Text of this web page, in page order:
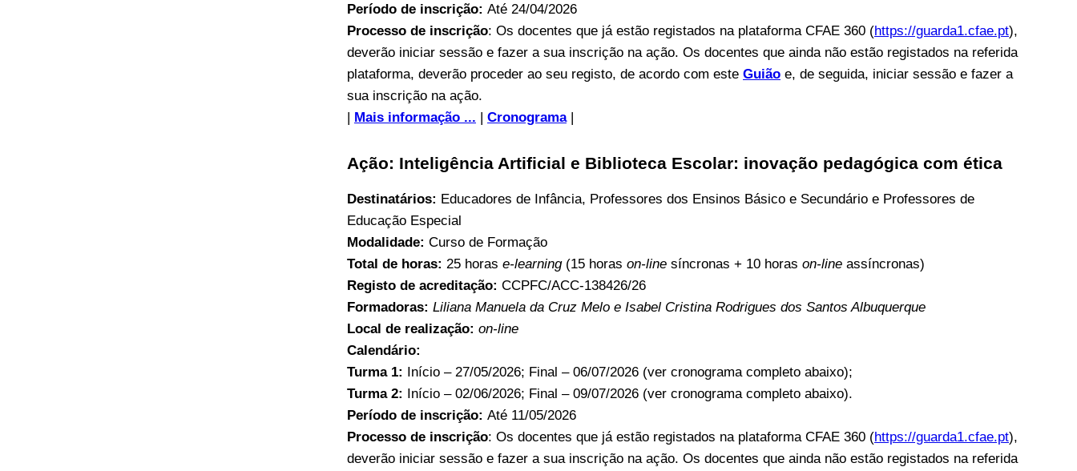
Período de inscrição: Até 24/04/2026
Processo de inscrição: Os docentes que já estão registados na plataforma CFAE 360 (https://guarda1.cfae.pt),
deverão iniciar sessão e fazer a sua inscrição na ação. Os docentes que ainda não estão registados na referida
plataforma, deverão proceder ao seu registo, de acordo com este Guião e, de seguida, iniciar sessão e fazer a
sua inscrição na ação.
| Mais informação ... | Cronograma|
Ação: Inteligência Artificial e Biblioteca Escolar: inovação pedagógica com ética
Destinatários: Educadores de Infância, Professores dos Ensinos Básico e Secundário e Professores de
Educação Especial
Modalidade: Curso de Formação
Total de horas: 25 horas e-learning(15 horas on-line síncronas + 10 horas on-line assíncronas)
Registo de acreditação: CCPFC/ACC-138426/26
Formadoras: Liliana Manuela da Cruz Melo e Isabel Cristina Rodrigues dos Santos Albuquerque
Local de realização: on-line
Calendário:
Turma 1: Início – 27/05/2026; Final – 06/07/2026 (ver cronograma completo abaixo);
Turma 2: Início – 02/06/2026; Final – 09/07/2026 (ver cronograma completo abaixo).
Período de inscrição: Até 11/05/2026
Processo de inscrição: Os docentes que já estão registados na plataforma CFAE 360 (https://guarda1.cfae.pt),
deverão iniciar sessão e fazer a sua inscrição na ação. Os docentes que ainda não estão registados na referida